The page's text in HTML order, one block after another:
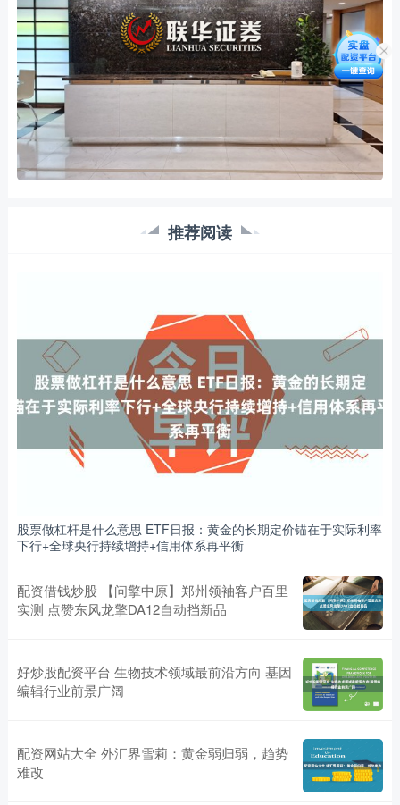
推荐阅读
股票做杠杆是什么意思 ETF日报：黄金的长期定价锚在于实际利率
下行+全球央行持续增持+信用体系再平衡
配资借钱炒股 【问擎中原】郑州领袖客户百里
实测 点赞东风龙擎DA12自动挡新品
好炒股配资平台 生物技术领域最前沿方向 基因
编辑行业前景广阔
配资网站大全 外汇界雪莉：黄金弱归弱，趋势
难改